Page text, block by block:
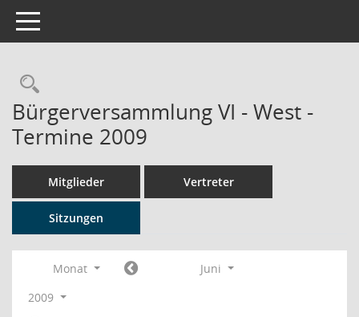
Toggle navigation
Rechercheauswahl
Bürgerversammlung VI - West -
Termine 2009
Mitglieder Vertreter
Sitzungen
Monat
Juni
2009